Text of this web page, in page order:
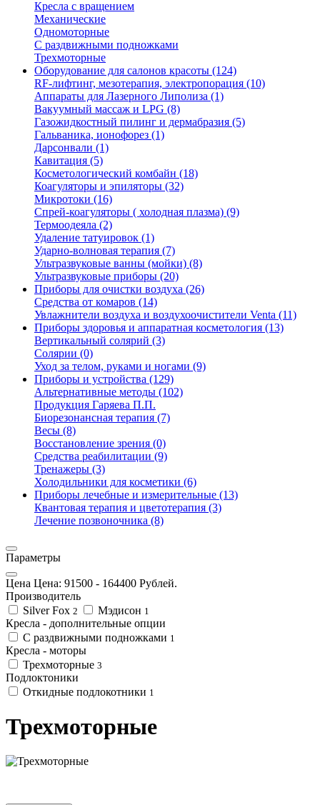
Кресла с вращением
Механические
Одномоторные
С раздвижными подножками
Трехмоторные
Оборудование для салонов красоты (124)
RF-лифтинг, мезотерапия, электропорация (10)
Аппараты для Лазерного Липолиза (1)
Вакуумный массаж и LPG (8)
Газожидкостный пилинг и дермабразия (5)
Гальваника, ионофорез (1)
Дарсонвали (1)
Кавитация (5)
Коcметологический комбайн (18)
Коагуляторы и эпиляторы (32)
Микротоки (16)
Спрей-коагуляторы ( холодная плазма) (9)
Термоодеяла (2)
Удаление татуировок (1)
Ударно-волновая терапия (7)
Ультразвуковые ванны (мойки) (8)
Ультразвуковые приборы (20)
Приборы для очистки воздуха (26)
Средства от комаров (14)
Увлажнители воздуха и воздухоочистители Venta (11)
Приборы здоровья и аппаратная косметология (13)
Вертикальный солярий (3)
Солярии (0)
Уход за телом, руками и ногами (9)
Приборы и устройства (129)
Альтернативные методы (102)
Продукция Гаряева П.П.
Биорезонансная терапия (7)
Весы (8)
Восстановление зрения (0)
Средства реабилитации (9)
Тренажеры (3)
Холодильники для косметики (6)
Приборы лечебные и измерительные (13)
Квантовая терапия и цветотерапия (3)
Лечение позвоночника (8)
Параметры
Цена Цена: 91500 - 164400 Рублей.
Производитель
Silver Fox 2 Мэдисон 1
Кресла - дополнительные опции
С раздвижными подножками 1
Кресла - моторы
Трехмоторные 3
Подлоктоники
Откидные подлокотники 1
Трехмоторные